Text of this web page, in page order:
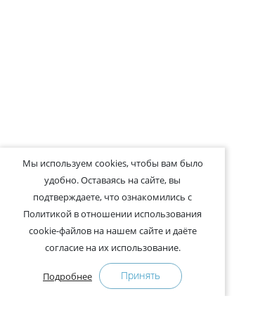
Мы используем cookies, чтобы вам было
удобно. Оставаясь на сайте, вы
подтверждаете, что ознакомились с
Политикой в отношении использования
cookie-файлов на нашем сайте и даёте
согласие на их использование.
Подробнее Принять